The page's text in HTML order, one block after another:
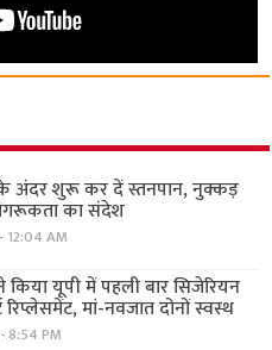
अंदर शुरू कर दें स्तनपान, नुक्कड़
का संदेश
12:04 AM
यूपी में पहली बार सिजेरियन
मां-नवजात दोनों स्वस्थ
8:54 PM